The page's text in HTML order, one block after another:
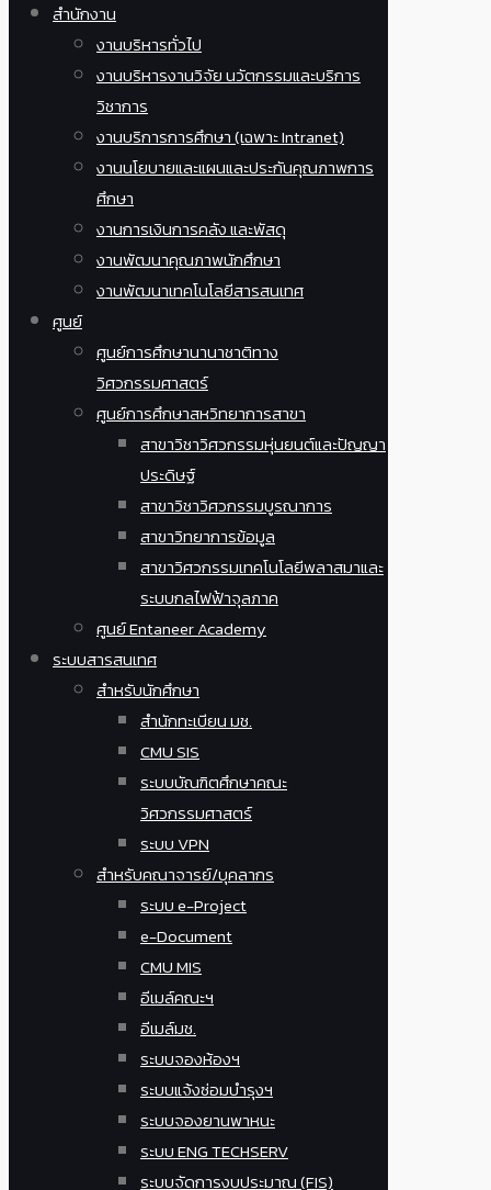
สำนักงาน
งานบริหารทั่วไป
งานบริหารงานวิจัย นวัตกรรมและบริการ
วิชาการ
งานบริการการศึกษา (เฉพาะ Intranet)
งานนโยบายและแผนและประกันคุณภาพการ
ศึกษา
งานการเงินการคลัง และพัสดุ
งานพัฒนาคุณภาพนักศึกษา
งานพัฒนาเทคโนโลยีสารสนเทศ
ศูนย์
ศูนย์การศึกษานานาชาติทาง
วิศวกรรมศาสตร์
ศูนย์การศึกษาสหวิทยาการสาขา
สาขาวิชาวิศวกรรมหุ่นยนต์และปัญญา
ประดิษฐ์
สาขาวิชาวิศวกรรมบูรณาการ
สาขาวิทยาการข้อมูล
สาขาวิศวกรรมเทคโนโลยีพลาสมาและ
ระบบกลไฟฟ้าจุลภาค
ศูนย์ Entaneer Academy
ระบบสารสนเทศ
สำหรับนักศึกษา
สำนักทะเบียน มช.
CMU SIS
ระบบบัณฑิตศึกษาคณะ
วิศวกรรมศาสตร์
ระบบ VPN
สำหรับคณาจารย์/บุคลากร
ระบบ e-Project
e-Document
CMU MIS
อีเมล์คณะฯ
อีเมล์มช.
ระบบจองห้องฯ
ระบบแจ้งซ่อมบำรุงฯ
ระบบจองยานพาหนะ
ระบบ ENG TECHSERV
ระบบจัดการงบประมาณ (FIS)